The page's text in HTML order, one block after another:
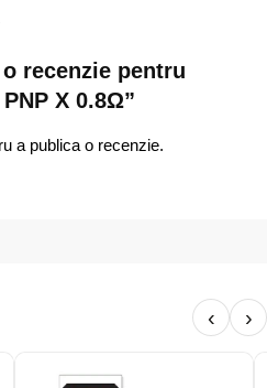
recenzie pentru
X 0.8Ω”
a publica o recenzie.
‹ ›